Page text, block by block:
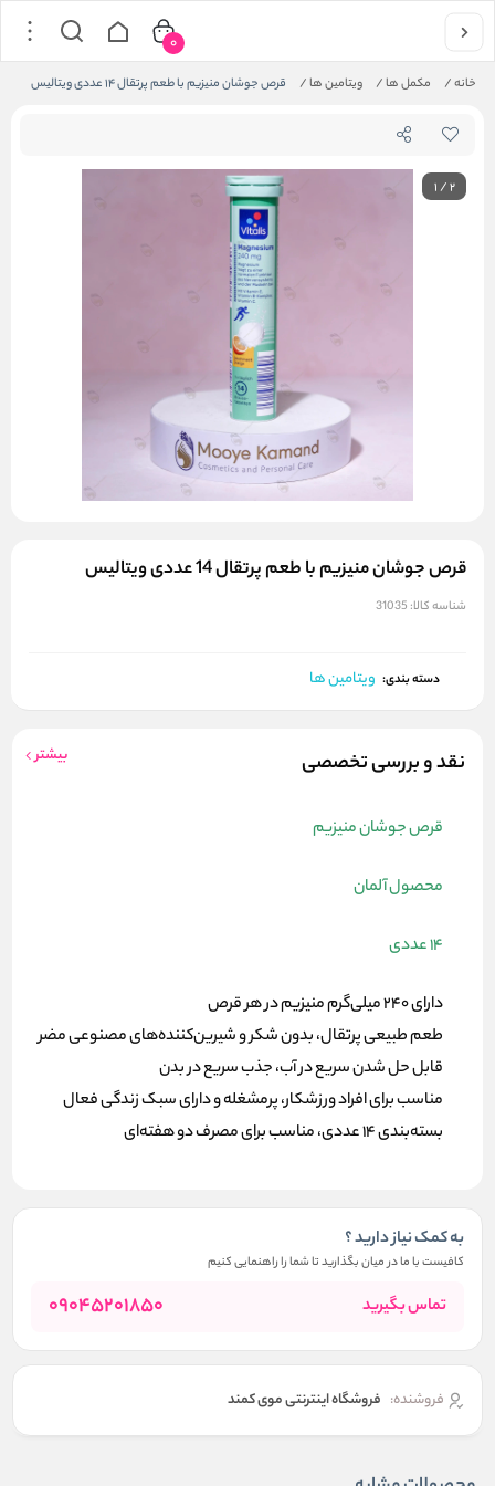
خانه/ مکمل ها/ ویتامین ها/ قرص جوشان منیزیم با طعم پرتقال 14 عددی ویتالیس
0
1/2
قرص جوشان منیزیم با طعم پرتقال 14 عددی ویتالیس
شناسه کالا: 31035
دسته بندی: ویتامین ها
نقد و بررسی تخصصی بیشتر
قرص جوشان منیزیم
محصول آلمان
14 عددی
دارای 240 میلی‌گرم منیزیم در هر قرص
طعم طبیعی پرتقال، بدون شکر و شیرین‌کننده‌های مصنوعی مضر
قابل حل شدن سریع در آب، جذب سریع در بدن
مناسب برای افراد ورزشکار، پرمشغله و دارای سبک زندگی فعال
بسته‌بندی 14 عددی، مناسب برای مصرف دو هفته‌ای
به کمک نیاز دارید ؟
کافیست با ما در میان بگذارید تا شما را راهنمایی کنیم
تماس بگیرید 09045201850
فروشنده: فروشگاه اینترنتی موی کمند